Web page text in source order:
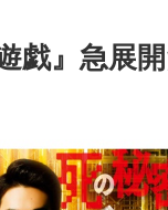
戯』急展